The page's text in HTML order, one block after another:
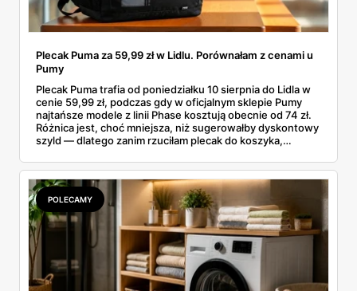
Plecak Puma za 59,99 zł w Lidlu. Porównałam z cenami u
Pumy
Plecak Puma trafia od poniedziałku 10 sierpnia do Lidla w
cenie 59,99 zł, podczas gdy w oficjalnym sklepie Pumy
najtańsze modele z linii Phase kosztują obecnie od 74 zł.
Różnica jest, choć mniejsza, niż sugerowałby dyskontowy
szyld — dlatego zanim rzuciłam plecak do koszyka,
rozpiska: co dokładnie sprzedaje Lidl, ile kosztują
odpowiedniki u producenta i komu ten zakup naprawdę
się opłaci.
POLECAMY